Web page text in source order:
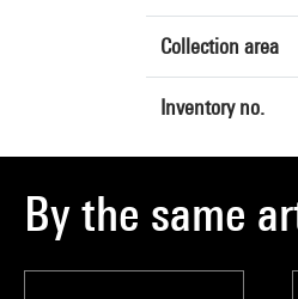
Collection area
Inventory no.
By the same